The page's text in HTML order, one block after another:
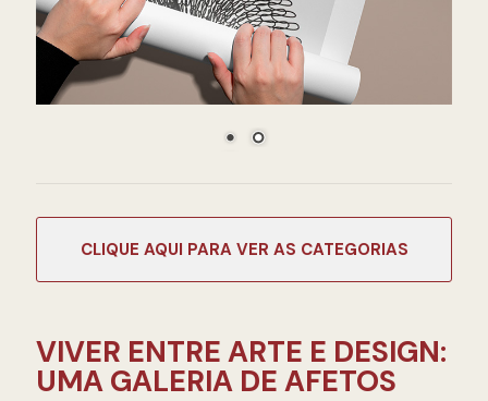
VIVER ENTRE ARTE E DESIGN:
UMA GALERIA DE AFETOS
CATEGORIAS